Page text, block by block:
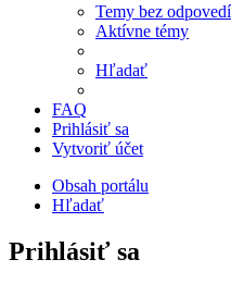
Temy bez odpovedí
Aktívne témy
Hľadať
FAQ
Prihlásiť sa
Vytvoriť účet
Obsah portálu
Hľadať
Prihlásiť sa